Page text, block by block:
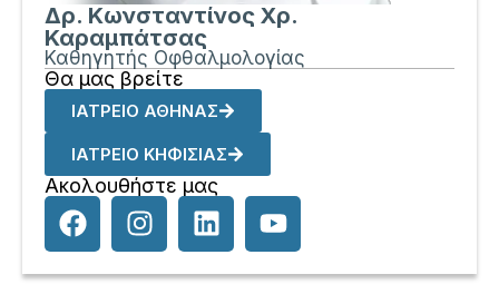
Δρ. Κωνσταντίνος Χρ.
Καραμπάτσας
Καθηγητής Οφθαλμολογίας
Θα μας βρείτε
ΙΑΤΡΕΙΟ ΑΘΗΝΑΣ
ΙΑΤΡΕΙΟ ΚΗΦΙΣΙΑΣ
Ακολουθήστε μας